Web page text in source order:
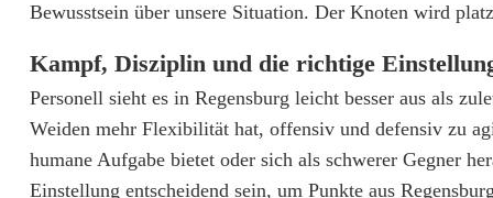
i
s
t
m
Bewusstsein über unsere Situation. Der Knoten wird
Kampf, Disziplin und die richtige
Personell sieht es in Regensburg leicht besser aus als
Weiden mehr Flexibilität hat, offensiv und defensiv zu
humane Aufgabe bietet oder sich als schwerer Gegner
Einstellung entscheidend sein, um Punkte aus